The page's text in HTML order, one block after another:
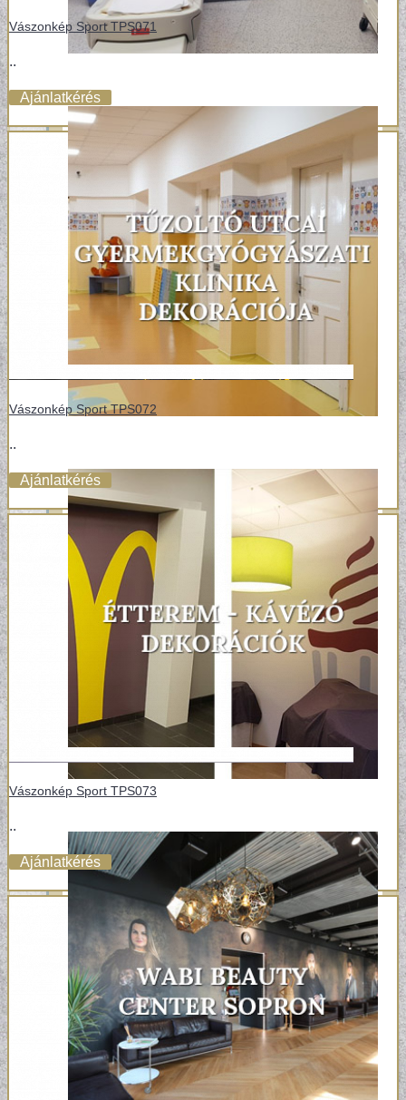
Vászonkép Sport TPS071
..
Ajánlatkérés
Vászonkép Sport TPS072
..
Ajánlatkérés
Vászonkép Sport TPS073
..
Ajánlatkérés